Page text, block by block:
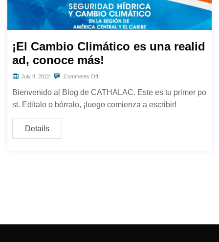
¡El Cambio Climático es una realid
ad, conoce más!
July 8, 2022 Comments Off
Bienvenido al Blog de CATHALAC. Este es tu primer po
st. Edítalo o bórralo, ¡luego comienza a escribir!
Details